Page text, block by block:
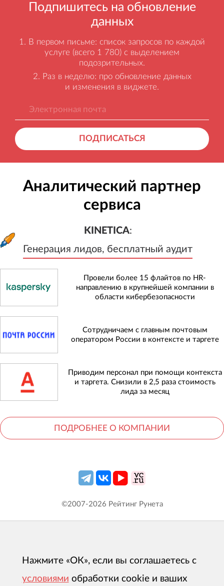
Подпишитесь на обновление
данных
В первом письме: список запросов по каждой
услуге (всего 1 780) с выделением
подозрительных.
Раз в неделю: про обновление данных
и изменения в виджете.
ПОДПИСАТЬСЯ
Аналитический партнер
сервиса
KINETICA:
Генерация лидов, бесплатный аудит
Генерация лидов, бесплатный
Провели более 15 флайтов по HR-
направлению в крупнейшей компании в
области кибербезопасности
Сотрудничаем с главным почтовым
оператором России в контексте и таргете
Приводим персонал при помощи контекста
и таргета. Снизили в 2,5 раза стоимость
лида за месяц
ПОДРОБНЕЕ О КОМПАНИИ
©2007-2026 Рейтинг Рунета
Нажмите «ОК», если вы соглашаетесь с
условиями обработки cookie и ваших